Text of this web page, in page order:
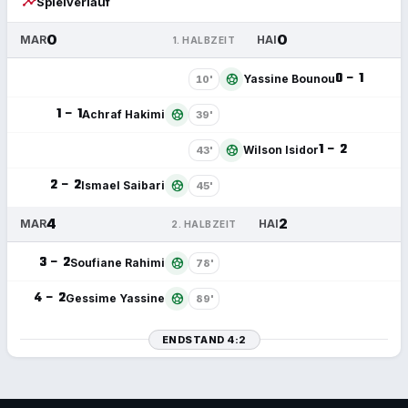
MAR0 1. HALBZEIT 0
HAI
10' sports_soccer Yassine Bounou0 – 1
1 – 1Achraf Hakimi sports_soccer 39'
43' sports_soccer Wilson Isidor1 – 2
2 – 2Ismael Saibari sports_soccer 45'
MAR4 2. HALBZEIT 2
HAI
3 – 2Soufiane Rahimi sports_soccer 78'
4 – 2Gessime Yassine sports_soccer 89'
ENDSTAND 4:2